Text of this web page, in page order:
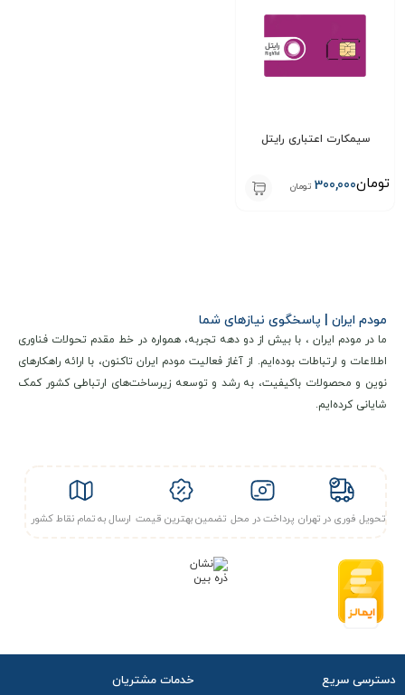
همین حالا به خانواده بزرگ سپنتا بپیوندید و از تجربه بی‌نظیر
برای تکمیل فرایند فعال‌سازی سیم‌کارت، لازم است پس از خرید، از
طریق پیام رسان های داخلی با ما در ارتباط باشید.
شماره پیامرسان ها:
تیم پشتیبانی ما در سریع‌ ترین زمان ممکن راهنمایی‌ های لازم را
در اختیارتان قرار می‌دهد.
مشتریان عزیز این محصول نیازمند ثبت نام در سامانه ی
محصول امکان پرداخت درب محل یا ارسال فوری را ندارد.
سیمکارت اعتباری رایتل
300,000 تومان تومان
مودم ایران | پاسخگوی نیازهای شما
ما در مودم ایران ، با بیش از دو دهه تجربه، همواره در خط مقدم تحولات فناوری
اطلاعات و ارتباطات بوده‌ایم. از آغاز فعالیت مودم ایران تاکنون، با ارائه راهکارهای
نوین و محصولات باکیفیت، به رشد و توسعه زیرساخت‌های ارتباطی کشور کمک
شایانی کرده‌ایم.
تحویل فوری در تهران پرداخت در محل تضمین بهترین قیمت ارسال به تمام نقاط کشور
دسترسی سریع خدمات مشتریان